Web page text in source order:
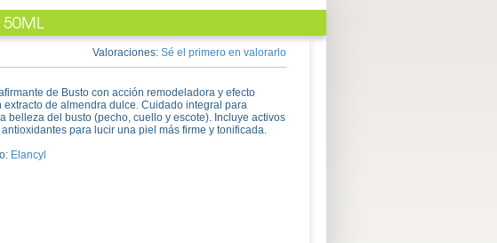
50ML
Valoraciones: Sé el primero en valorarlo
de Busto con acción remodeladora y efecto
extracto de almendra dulce. Cuidado integral para
belleza del busto (pecho, cuello y escote). Incluye activos
para lucir una piel más firme y tonificada.
Elancyl